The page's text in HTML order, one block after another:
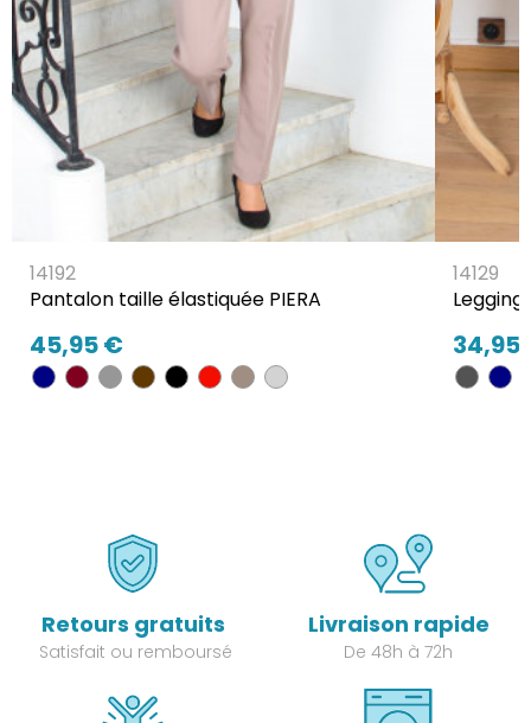
14192
Pantalon taille élastiquée PIERA
45,95 €
14129
Legging
34,95
Retours gratuits
Satisfait ou remboursé
Livraison rapide
De 48h à 72h